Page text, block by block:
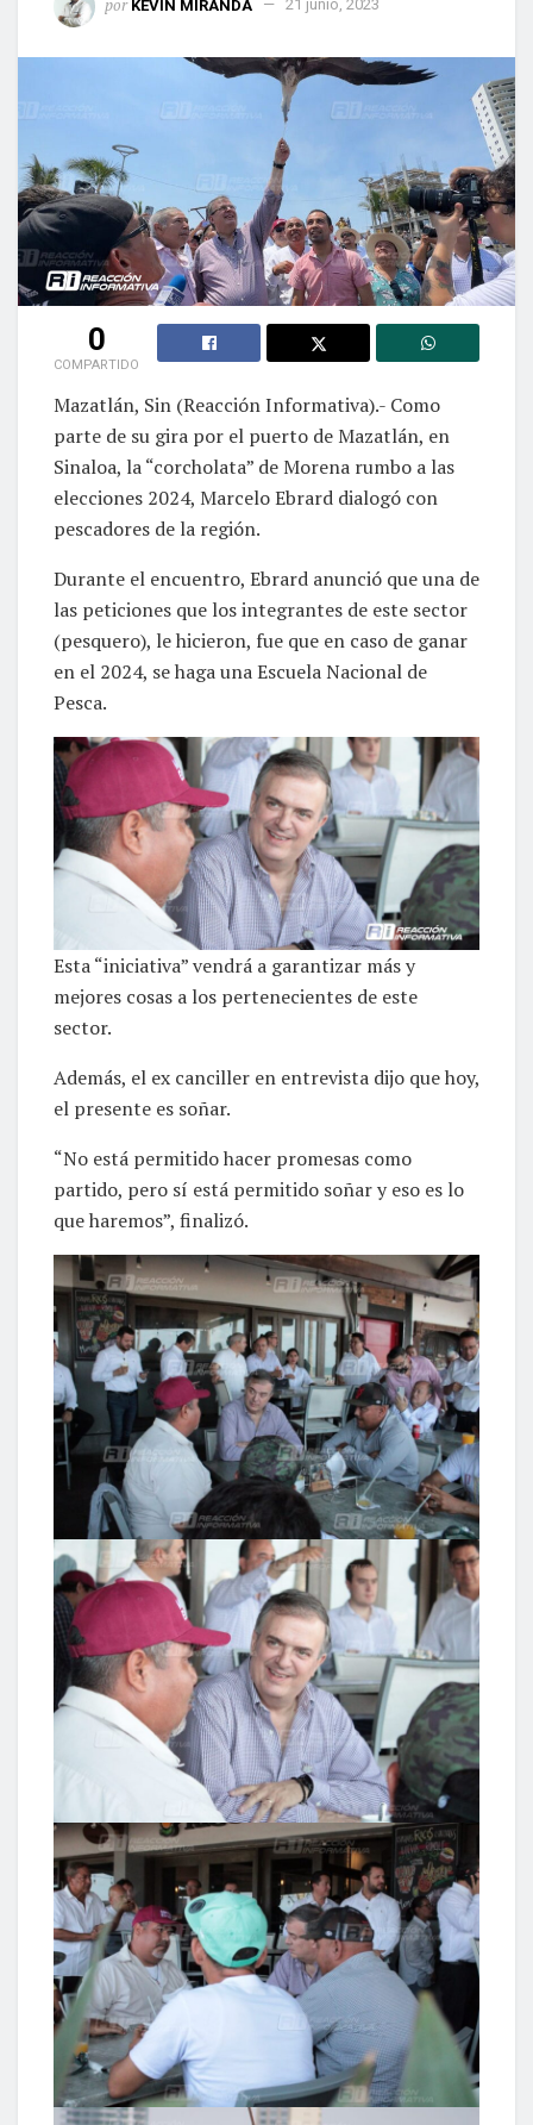
KEVIN MIRANDA 21 junio, 2023
0
COMPARTIDO
Mazatlán, Sin (Reacción Informativa).- Como
parte de su gira por el puerto de Mazatlán, en
Sinaloa, la “corcholata” de Morena rumbo a las
elecciones 2024, Marcelo Ebrard dialogó con
pescadores de la región.
Durante el encuentro, Ebrard anunció que una de
las peticiones que los integrantes de este sector
(pesquero), le hicieron, fue que en caso de ganar
en el 2024, se haga una Escuela Nacional de
Pesca.
Esta “iniciativa” vendrá a garantizar más y
mejores cosas a los pertenecientes de este
sector.
Además, el ex canciller en entrevista dijo que hoy,
el presente es soñar.
“No está permitido hacer promesas como
partido, pero sí está permitido soñar y eso es lo
que haremos”, finalizó.